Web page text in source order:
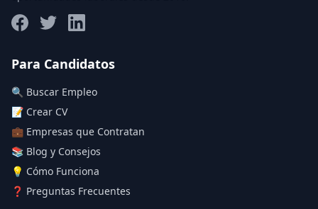
Deja vacío para "sin límite"
Aplicar filtros
Para Candidatos
🔍 Buscar Empleo
📝 Crear CV
💼 Empresas que Contratan
📚 Blog y Consejos
💡 Cómo Funciona
❓ Preguntas Frecuentes